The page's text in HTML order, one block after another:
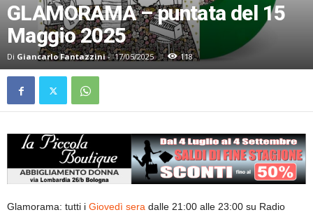
GLAMORAMA – puntata del 15
Maggio 2025
Di Giancarlo Fantazzini- 17/05/2025 118
Glamorama: tutti i Giovedì sera dalle 21:00 alle 23:00 su Radio